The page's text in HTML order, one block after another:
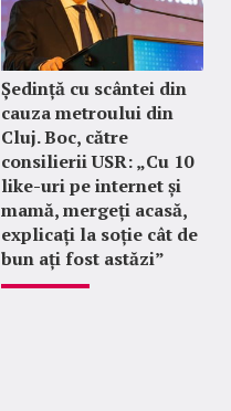
Ședință cu scântei din
cauza metroului din
Cluj. Boc, către
consilierii USR: „Cu 10
like-uri pe internet și
mamă, mergeți acasă,
explicați la soție cât de
bun ați fost astăzi”